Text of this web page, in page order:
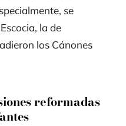
se
la de
los Cánones
reformadas